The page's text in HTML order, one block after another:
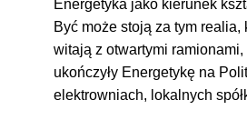
Energetyka jako kierunek
Być może stoją za tym
witają z otwartymi
ukończyły Energetykę na
elektrowniach, lokalnych